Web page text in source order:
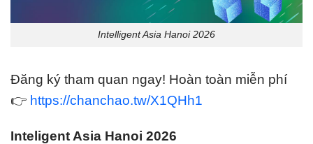
Intelligent Asia Hanoi 2026
Đăng ký tham quan ngay! Hoàn toàn miễn phí
👉 https://chanchao.tw/X1QHh1
Inteligent Asia Hanoi 2026